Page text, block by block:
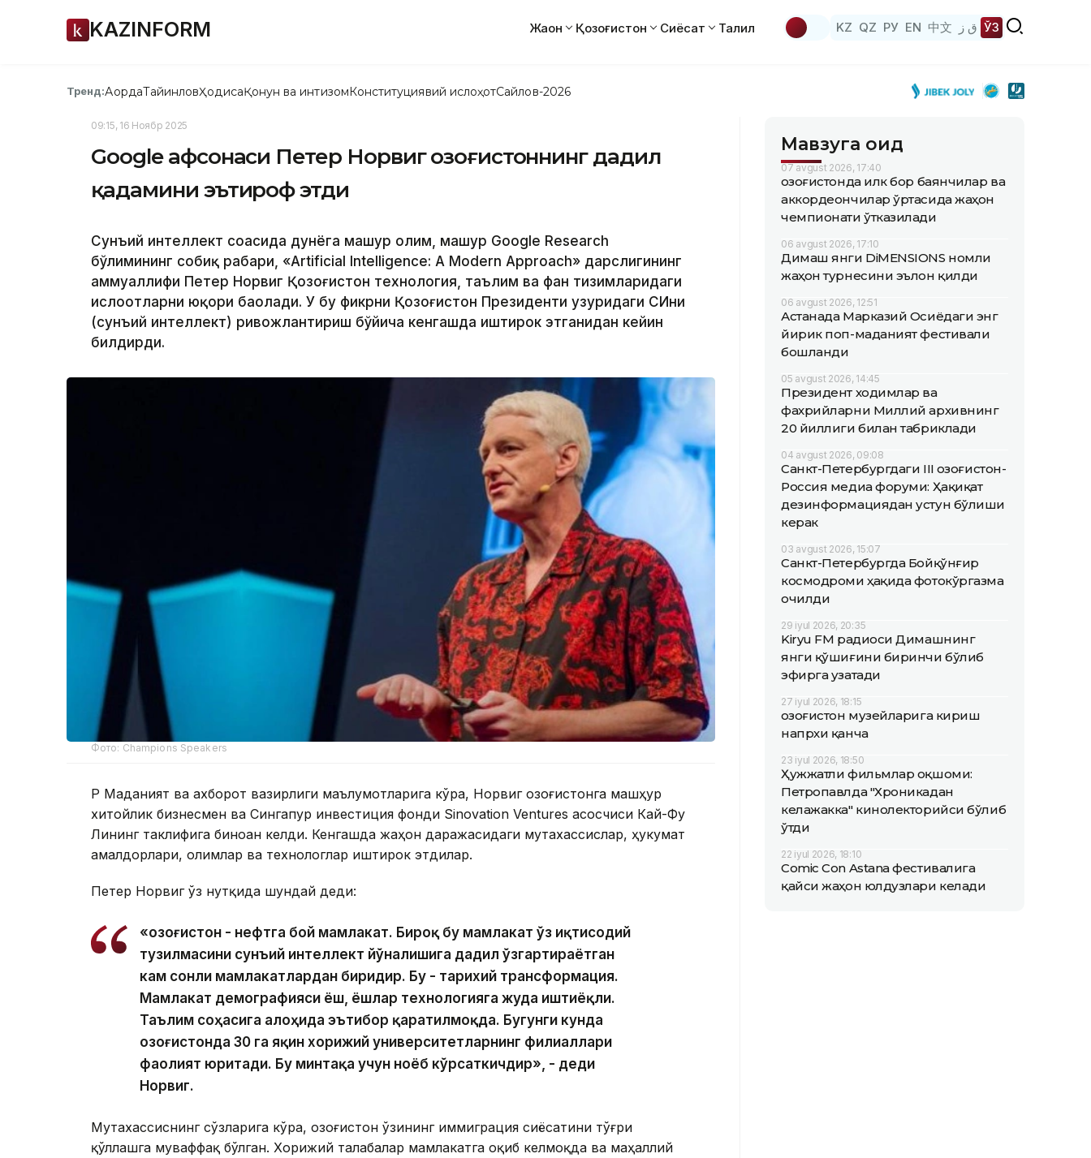
KAZINFORM Жаҳон Қозоғистон Сиёсат Таҳлил KZ QZ РУ EN 中文 ق ز ЎЗ
Тренд:АқордаТайинловҲодисаҚонун ва интизомКонституциявий ислоҳотСайлов-2026
09:15, 16 Ноябр 2025
Google афсонаси Петер Норвиг Қозоғистоннинг дадил
қадамини эътироф этди
Сунъий интеллект соҳасида дунёга машҳур олим, машҳур Google Research
бўлимининг собиқ раҳбари, «Artificial Intelligence: A Modern Approach» дарслигининг
ҳаммуаллифи Петер Норвиг Қозоғистон технология, таълим ва фан тизимларидаги
ислоҳотларни юқори баҳолади. У бу фикрни Қозоғистон Президенти ҳузуридаги СИни
(сунъий интеллект) ривожлантириш бўйича кенгашда иштирок этганидан кейин
билдирди.
Фото: Champions Speakers
ҚР Маданият ва ахборот вазирлиги маълумотларига кўра, Норвиг Қозоғистонга машҳур
хитойлик бизнесмен ва Сингапур инвестиция фонди Sinovation Ventures асосчиси Кай-Фу
Лининг таклифига биноан келди. Кенгашда жаҳон даражасидаги мутахассислар, ҳукумат
амалдорлари, олимлар ва технологлар иштирок этдилар.
Петер Норвиг ўз нутқида шундай деди:
«Қозоғистон - нефтга бой мамлакат. Бироқ бу мамлакат ўз иқтисодий
тузилмасини сунъий интеллект йўналишига дадил ўзгартираётган
кам сонли мамлакатлардан биридир. Бу - тарихий трансформация.
Мамлакат демографияси ёш, ёшлар технологияга жуда иштиёқли.
Таълим соҳасига алоҳида эътибор қаратилмоқда. Бугунги кунда
Қозоғистонда 30 га яқин хорижий университетларнинг филиаллари
фаолият юритади. Бу минтақа учун ноёб кўрсаткичдир», - деди
Норвиг.
Мутахассиснинг сўзларига кўра, Қозоғистон ўзининг иммиграция сиёсатини тўғри
қўллашга муваффақ бўлган. Хорижий талабалар мамлакатга оқиб келмоқда ва маҳаллий
Мавзуга оид
07 avgust 2026, 17:40
Қозоғистонда илк бор баянчилар ва
аккордеончилар ўртасида жаҳон
чемпионати ўтказилади
06 avgust 2026, 17:10
Димаш янги DiMENSIONS номли
жаҳон турнесини эълон қилди
06 avgust 2026, 12:51
Астанада Марказий Осиёдаги энг
йирик поп-маданият фестивали
бошланди
05 avgust 2026, 14:45
Президент ходимлар ва
фахрийларни Миллий архивнинг
20 йиллиги билан табриклади
04 avgust 2026, 09:08
Санкт-Петербургдаги III Қозоғистон-
Россия медиа форуми: Ҳақиқат
дезинформациядан устун бўлиши
керак
03 avgust 2026, 15:07
Санкт-Петербургда Бойқўнғир
космодроми ҳақида фотокўргазма
очилди
29 iyul 2026, 20:35
Kiryu FM радиоси Димашнинг
янги қўшиғини биринчи бўлиб
эфирга узатади
27 iyul 2026, 18:15
Қозоғистон музейларига кириш
напрхи қанча
23 iyul 2026, 18:50
Ҳужжатли фильмлар оқшоми:
Петропавлда "Хроникадан
келажакка" кинолекторийси бўлиб
ўтди
22 iyul 2026, 18:10
Comic Con Astana фестивалига
қайси жаҳон юлдузлари келади